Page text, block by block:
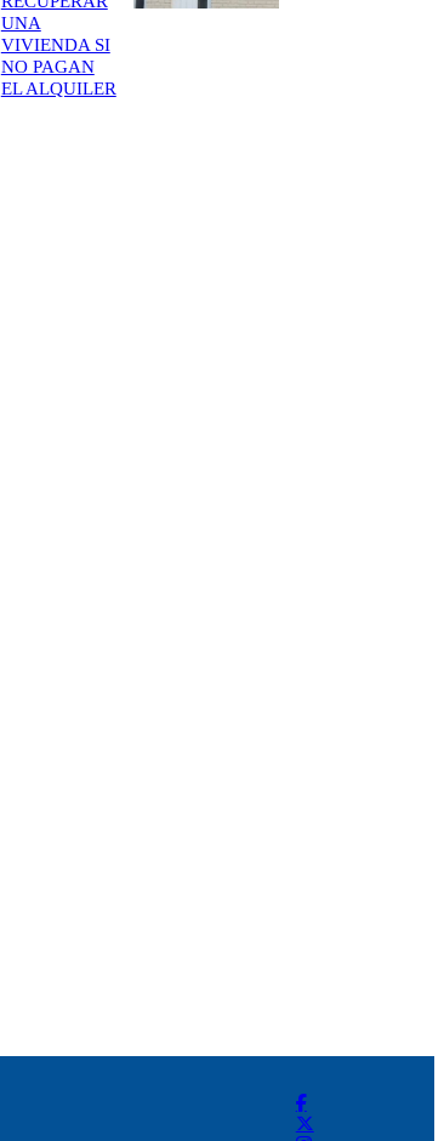
UNA
VIVIENDA SI
NO PAGAN
EL ALQUILER